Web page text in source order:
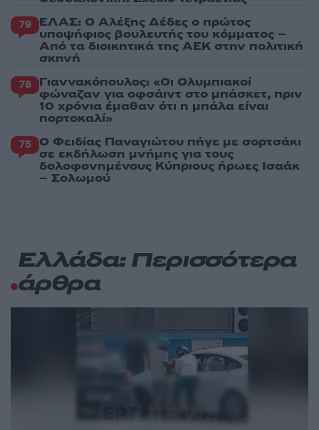
79 ΕΛΑΣ: Ο Αλέξης Δέδες ο πρώτος
υποψήφιος βουλευτής του κόμματος –
Από τα διοικητικά της ΑΕΚ στην πολιτική
σκηνή
78 Γιαννακόπουλος: «Οι Ολυμπιακοί
φώναζαν για οφσάιντ στο μπάσκετ, πριν
10 χρόνια έμαθαν ότι η μπάλα είναι
πορτοκαλί»
75 Ο Φειδίας Παναγιώτου πήγε με σορτσάκι
σε εκδήλωση μνήμης για τους
δολοφονημένους Κύπριους ήρωες Ισαάκ
– Σολωμού
Ελλάδα: Περισσότερα
άρθρα